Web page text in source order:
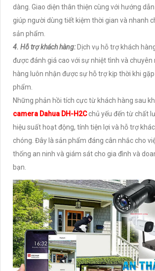
dàng. Giao diện thân thiện cùng với hướng
giúp người dùng tiết kiệm thời gian và nhanh
sản phẩm.
4. Hỗ trợ khách hàng:Dịch vụ hỗ trợ khách
được đánh giá cao với sự nhiệt tình và chuyên
hàng luôn nhận được sự hỗ trợ kịp thời khi gặp
phẩm.
Những phản hồi tích cực từ khách hàng sau
camera Dahua DH-H2Cchủ yếu đến từ chất
hiệu suất hoạt động, tính tiện lợi và hỗ trợ
chóng. Đây là sản phẩm đáng cân nhắc cho
thống an ninh và giám sát cho gia đình và
bạn.